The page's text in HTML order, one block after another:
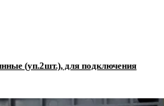
(уп.2шт.), для подключения